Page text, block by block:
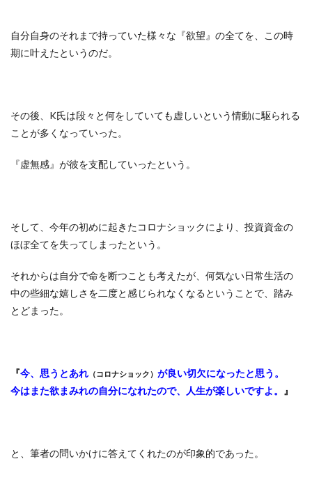
自分自身のそれまで持っていた様々な『欲望』の全てを、この時
期に叶えたというのだ。
その後、K氏は段々と何をしていても虚しいという情動に駆られる
ことが多くなっていった。
『虚無感』が彼を支配していったという。
そして、今年の初めに起きたコロナショックにより、投資資金の
ほぼ全てを失ってしまったという。
それからは自分で命を断つことも考えたが、何気ない日常生活の
中の些細な嬉しさを二度と感じられなくなるということで、踏み
とどまった。
『今、思うとあれ （コロナショック） が良い切欠になったと思う。
今はまた欲まみれの自分になれたので、人生が楽しいですよ。
』
と、筆者の問いかけに答えてくれたのが印象的であった。